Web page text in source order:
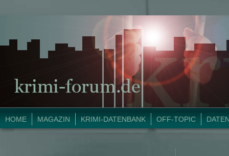
HOME MAGAZIN KRIMI-DATENBANK OFF-TOPIC